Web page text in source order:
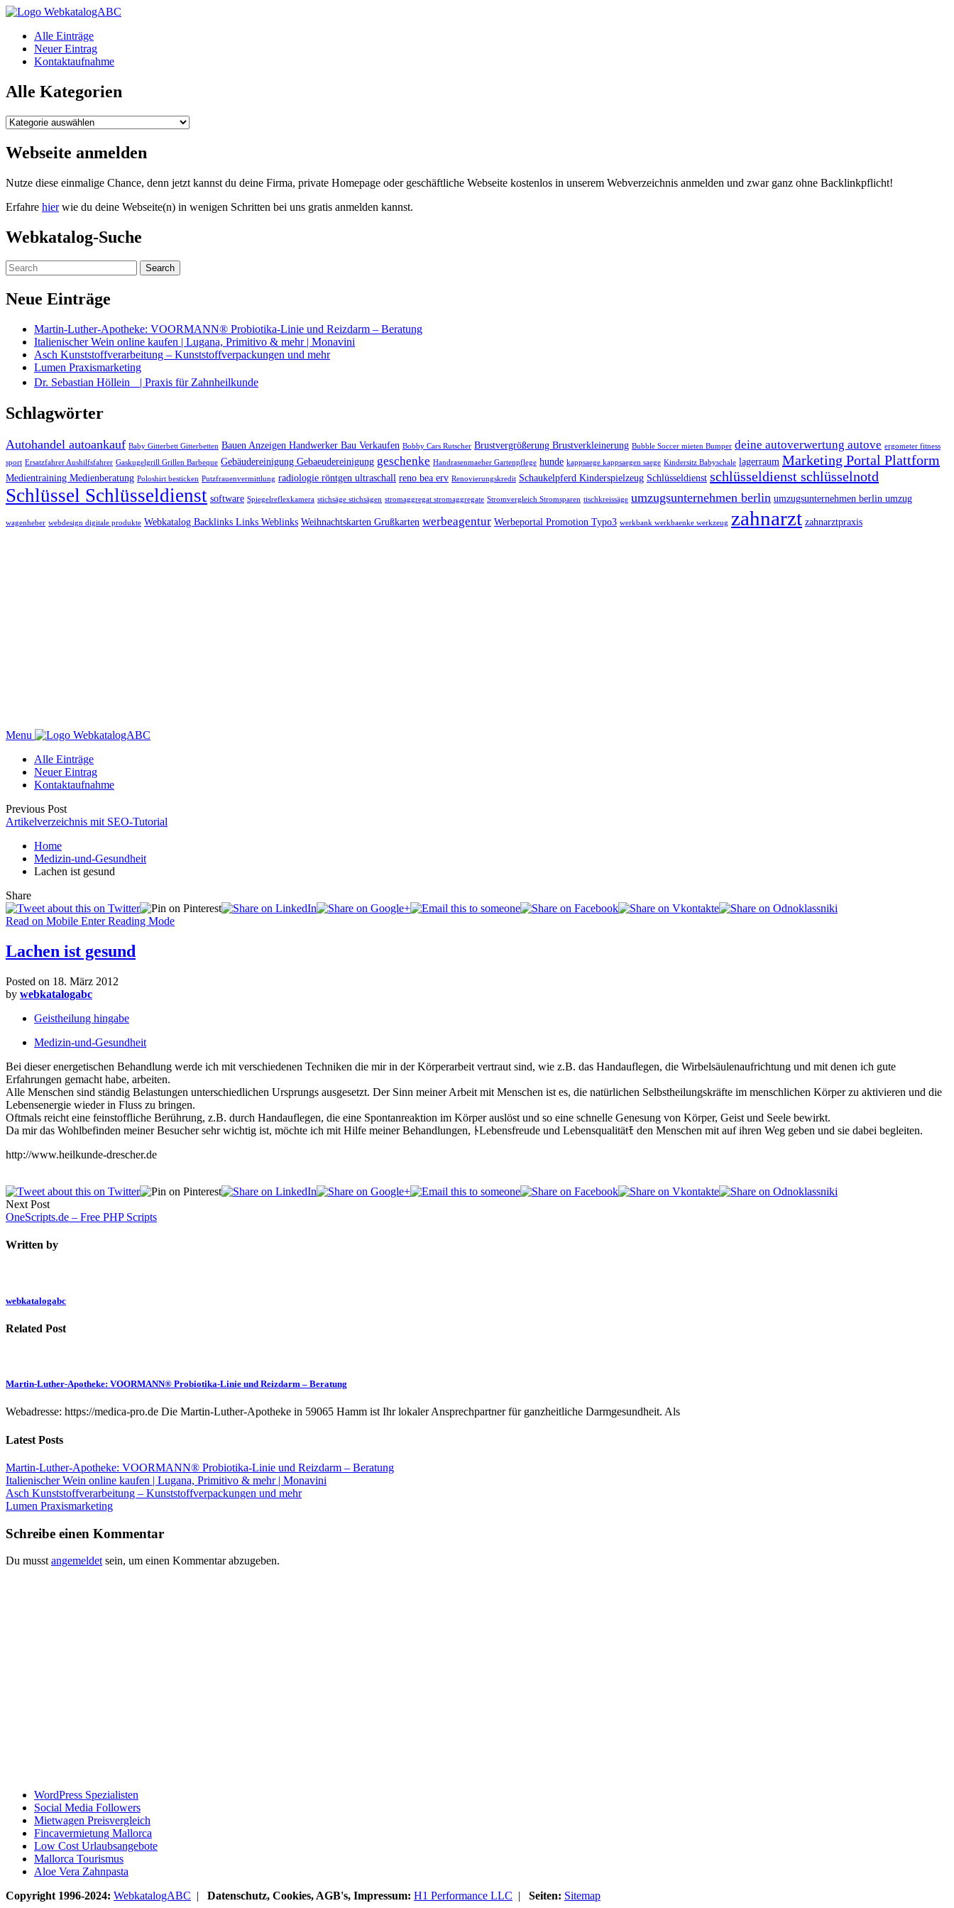
WebkatalogABC
Alle Einträge
Neuer Eintrag
Kontaktaufnahme
Alle Kategorien
Alle
Webseite anmelden
Nutze diese einmalige Chance, denn jetzt kannst du deine Firma, private Homepage oder geschäftliche Webseite kostenlos in unserem Webverzeichnis anmelden und zwar ganz ohne Backlinkpflicht!
Erfahre hierwie du deine Webseite(n) in wenigen Schritten bei uns gratis anmelden kannst.
Webkatalog-Suche
Neue Einträge
Martin-Luther-Apotheke: VOORMANN® Probiotika-Linie und Reizdarm – Beratung
Italienischer Wein online kaufen | Lugana, Primitivo & mehr | Monavini
Asch Kunststoffverarbeitung – Kunststoffverpackungen und mehr
Lumen Praxismarketing
Dr. Sebastian Höllein | Praxis für Zahnheilkunde
Schlagwörter
Autohandel autoankauf Baby Gitterbett Gitterbetten Bauen Anzeigen Handwerker Bau Verkaufen Bobby Cars Rutscher Brustvergrößerung Brustverkleinerung Bubble Soccer mieten Bumper deine autoverwertung autove ergometer fitness
sport Ersatzfahrer Aushilfsfahrer Gaskugelgrill Grillen Barbeque Gebäudereinigung Gebaeudereinigung geschenke Handrasenmaeher Gartenpflege hunde kappsaege kappsaegen saege Kindersitz Babyschale lagerraum Marketing Portal Plattform
Medientraining Medienberatung Poloshirt besticken Putzfrauenvermittlung radiologie röntgen ultraschall reno bea erv Renovierungskredit Schaukelpferd Kinderspielzeug Schlüsseldienst schlüsseldienst schlüsselnotd
Schlüssel Schlüsseldienst software Spiegelreflexkamera stichsäge stichsägen stromaggregat stromaggregate Stromvergleich Stromsparen tischkreissäge umzugsunternehmen berlin umzugsunternehmen berlin umzug
wagenheber webdesign digitale produkte Webkatalog Backlinks Links Weblinks Weihnachtskarten Grußkarten werbeagentur Werbeportal Promotion Typo3 werkbank werkbaenke werkzeug zahnarzt zahnarztpraxis
Menu
WebkatalogABC
Alle Einträge
Neuer Eintrag
Kontaktaufnahme
Previous Post
Artikelverzeichnis mit SEO-Tutorial
Home
Medizin-und-Gesundheit
Lachen ist gesund
Share
Read on Mobile Enter Reading Mode
Lachen ist gesund
Posted on 18. März 2012
by webkatalogabc
Geistheilung hingabe
Medizin-und-Gesundheit
Bei dieser energetischen Behandlung werde ich mit verschiedenen Techniken die mir in der Körperarbeit vertraut sind, wie z.B. das Handauflegen, die Wirbelsäulenaufrichtung und mit denen ich gute
Erfahrungen gemacht habe, arbeiten.
Alle Menschen sind ständig Belastungen unterschiedlichen Ursprungs ausgesetzt. Der Sinn meiner Arbeit mit Menschen ist es, die natürlichen Selbstheilungskräfte im menschlichen Körper zu aktivieren und die
Lebensenergie wieder in Fluss zu bringen.
Oftmals reicht eine feinstoffliche Berührung, z.B. durch Handauflegen, die eine Spontanreaktion im Körper auslöst und so eine schnelle Genesung von Körper, Geist und Seele bewirkt.
Da mir das Wohlbefinden meiner Besucher sehr wichtig ist, möchte ich mit Hilfe meiner Behandlungen, ﾄLebensfreude und Lebensqualitätﾓ den Menschen mit auf ihren Weg geben und sie dabei begleiten.
http://www.heilkunde-drescher.de
Next Post
OneScripts.de – Free PHP Scripts
Written by
webkatalogabc
Related Post
Martin-Luther-Apotheke: VOORMANN® Probiotika-Linie und Reizdarm – Beratung
Webadresse: https://medica-pro.de Die Martin-Luther-Apotheke in 59065 Hamm ist Ihr lokaler Ansprechpartner für ganzheitliche Darmgesundheit. Als
Latest Posts
Martin-Luther-Apotheke: VOORMANN® Probiotika-Linie und Reizdarm – Beratung
Italienischer Wein online kaufen | Lugana, Primitivo & mehr | Monavini
Asch Kunststoffverarbeitung – Kunststoffverpackungen und mehr
Lumen Praxismarketing
Schreibe einen Kommentar
Du musst angemeldet sein, um einen Kommentar abzugeben.
WordPress Spezialisten
Social Media Followers
Mietwagen Preisvergleich
Fincavermietung Mallorca
Low Cost Urlaubsangebote
Mallorca Tourismus
Aloe Vera Zahnpasta
Copyright 1996-2024: WebkatalogABC | Datenschutz, Cookies, AGB's, Impressum: H1 Performance LLC | Seiten: Sitemap